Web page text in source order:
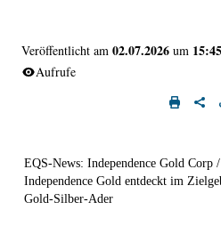
Veröffentlicht am 02.07.2026 um
Aufrufe
EQS-News: Independence Gold Corp
Independence Gold entdeckt im
Gold-Silber-Ader